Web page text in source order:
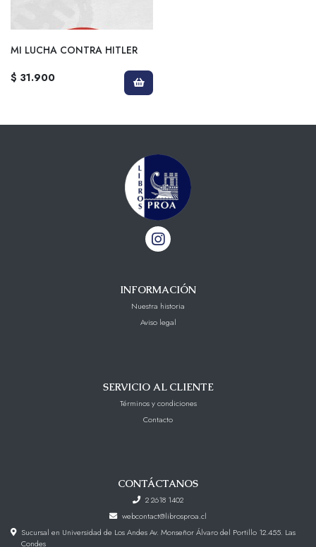
MI LUCHA CONTRA HITLER
$ 31.900
INFORMACIÓN
Nuestra historia
Aviso legal
SERVICIO AL CLIENTE
Términos y condiciones
Contacto
CONTÁCTANOS
2 2618 1402
webcontact@librosproa.cl
Sucursal en Universidad de Los Andes Av. Monseñor Álvaro del Portillo 12.455. Las
Condes